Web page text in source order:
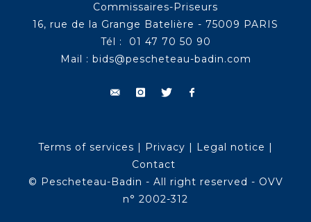
Commissaires-Priseurs
16, rue de la Grange Batelière - 75009 PARIS
Tél : 01 47 70 50 90
Mail : bids@pescheteau-badin.com
Terms of services | Privacy | Legal notice |
Contact
© Pescheteau-Badin - All right reserved - OVV
n° 2002-312